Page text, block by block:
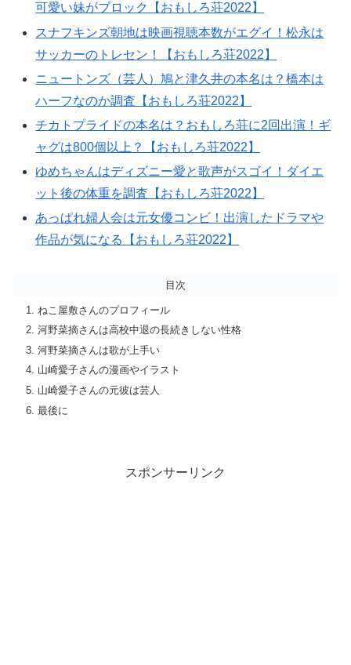
可愛い妹がブロック【おもしろ荘2022】
スナフキンズ朝地は映画視聴本数がエグイ！松永は
サッカーのトレセン！【おもしろ荘2022】
ニュートンズ（芸人）鳩と津久井の本名は？橋本は
ハーフなのか調査【おもしろ荘2022】
チカトプライドの本名は？おもしろ荘に2回出演！ギ
ャグは800個以上？【おもしろ荘2022】
ゆめちゃんはディズニー愛と歌声がスゴイ！ダイエ
ット後の体重を調査【おもしろ荘2022】
あっぱれ婦人会は元女優コンビ！出演したドラマや
作品が気になる【おもしろ荘2022】
目次
ねこ屋敷さんのプロフィール
河野菜摘さんは高校中退の長続きしない性格
河野菜摘さんは歌が上手い
山崎愛子さんの漫画やイラスト
山崎愛子さんの元彼は芸人
最後に
スポンサーリンク